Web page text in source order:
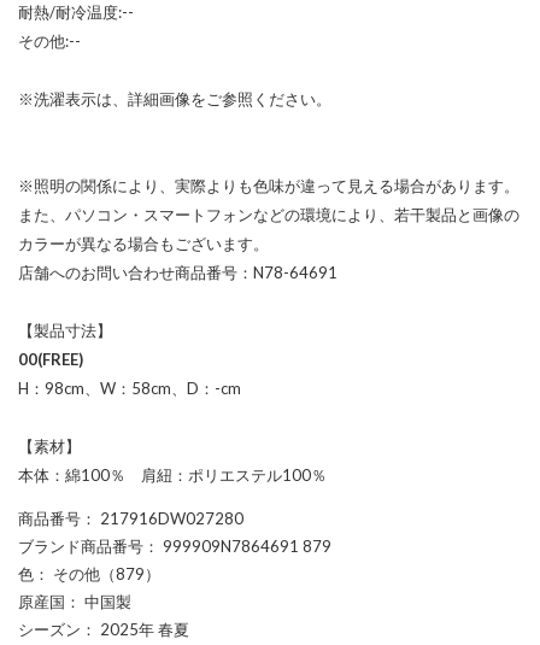
耐熱/耐冷温度:--
その他:--
※洗濯表示は、詳細画像をご参照ください。
※照明の関係により、実際よりも色味が違って見える場合があります。
また、パソコン・スマートフォンなどの環境により、若干製品と画像の
カラーが異なる場合もございます。
店舗へのお問い合わせ商品番号：N78-64691
【製品寸法】
00(FREE)
H：98cm、W：58cm、D：-cm
【素材】
本体：綿100％ 肩紐：ポリエステル100％
商品番号 ： 217916DW027280
ブランド商品番号 ： 999909N7864691 879
色 ： その他（879）
原産国 ： 中国製
シーズン ： 2025年 春夏